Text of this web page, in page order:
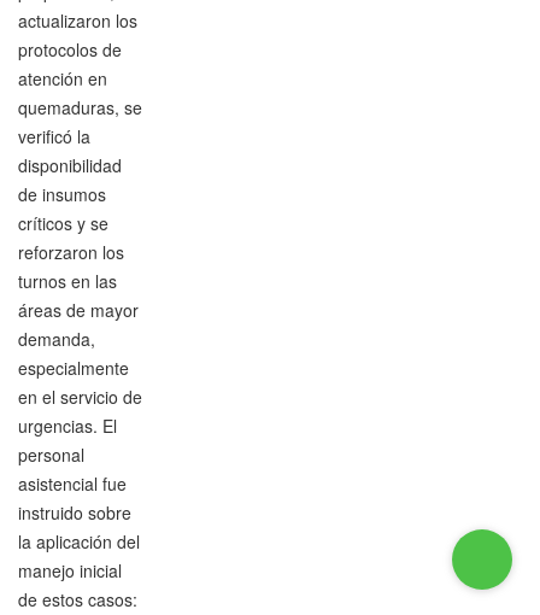
actualizaron los
protocolos de
atención en
quemaduras, se
verificó la
disponibilidad
de insumos
críticos y se
reforzaron los
turnos en las
áreas de mayor
demanda,
especialmente
en el servicio de
urgencias. El
personal
asistencial fue
instruido sobre
la aplicación del
manejo inicial
de estos casos: